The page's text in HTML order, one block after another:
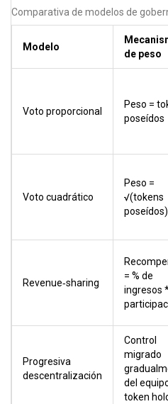
Comparativa de modelos de
Modelo
de peso
Voto proporcional
Peso =
poseídos
Voto cuadrático
Peso =
√(tokens
poseídos)
Revenue‑sharing
= % de
ingresos
Progresiva
descentralización
Control
migrado
del
token